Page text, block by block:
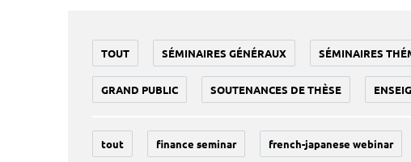
TOUT SÉMINAIRES GÉNÉRAUX SÉMINAIRES
GRAND PUBLIC SOUTENANCES DE THÈSE
tout finance seminar french-japanese webinar